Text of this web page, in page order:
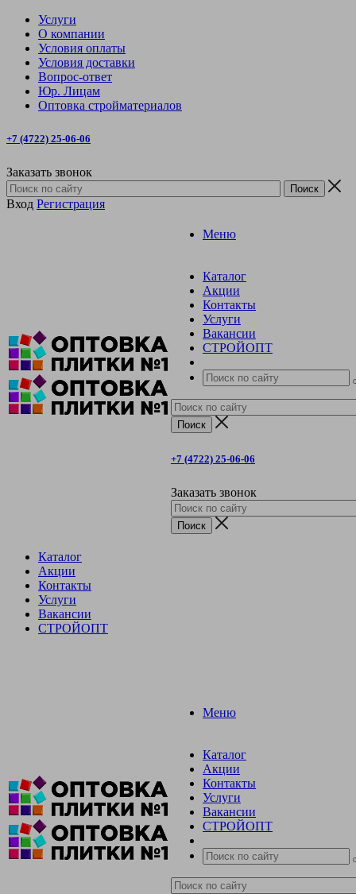
Услуги
О компании
Условия оплаты
Условия доставки
Вопрос-ответ
Юр. Лицам
Оптовка стройматериалов
+7 (4722) 25-06-06
Заказать звонок
Вход Регистрация
Меню
Каталог
Акции
Контакты
Услуги
Вакансии
СТРОЙОПТ
+7 (4722) 25-06-06
Заказать звонок
Каталог
Акции
Контакты
Услуги
Вакансии
СТРОЙОПТ
Меню
Каталог
Акции
Контакты
Услуги
Вакансии
СТРОЙОПТ